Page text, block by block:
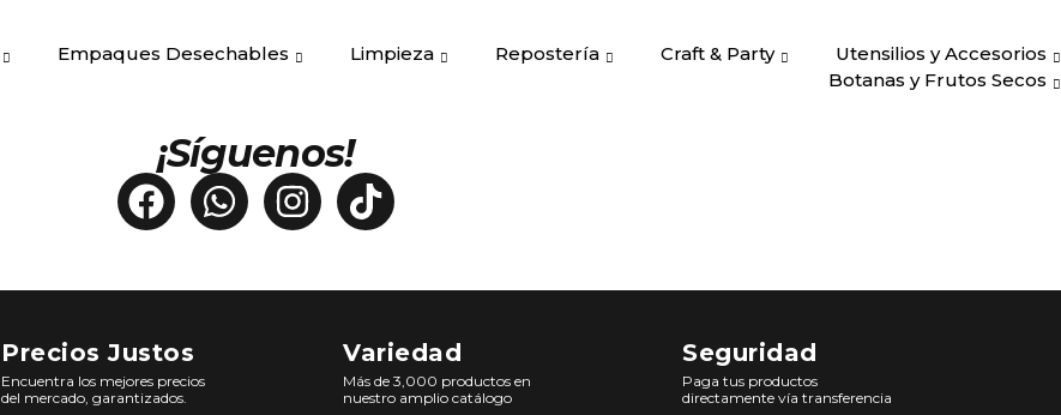
Empaques Desechables Limpieza Repostería Craft & Party
Utensilios y Accesorios
Botanas y Frutos Secos
¡Síguenos!
Precios Justos
Encuentra los mejores precios
del mercado, garantizados.
Variedad
Más de 3,000 productos en
nuestro amplio catálogo
Seguridad
Paga tus productos
directamente vía transferencia